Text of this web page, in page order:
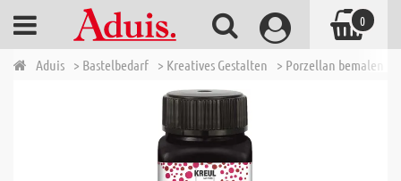
Aduis > Bastelbedarf > Kreatives Gestalten > Porzellan bemalen
0